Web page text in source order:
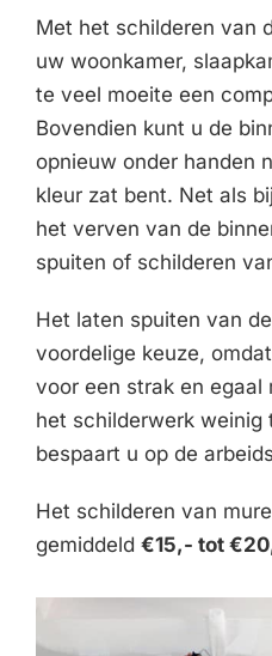
Met het schilderen van
uw woonkamer,
te veel moeite een
Bovendien kunt u de
opnieuw onder handen
kleur zat bent. Net als
het verven van de
spuiten of schilderen
Het laten spuiten van
voordelige keuze,
voor een strak en egaal
het schilderwerk weinig
bespaart u op de
Het schilderen van
gemiddeld €15,- tot